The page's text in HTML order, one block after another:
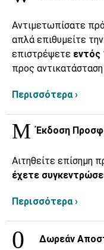
Αντιμετωπίσατε
απλά επιθυμείτε
επιστρέψετε εντός
προς
Περισσότερα ›
Έκδοση
Αιτηθείτε επίσημη
έχετε
Περισσότερα ›
Δωρεάν